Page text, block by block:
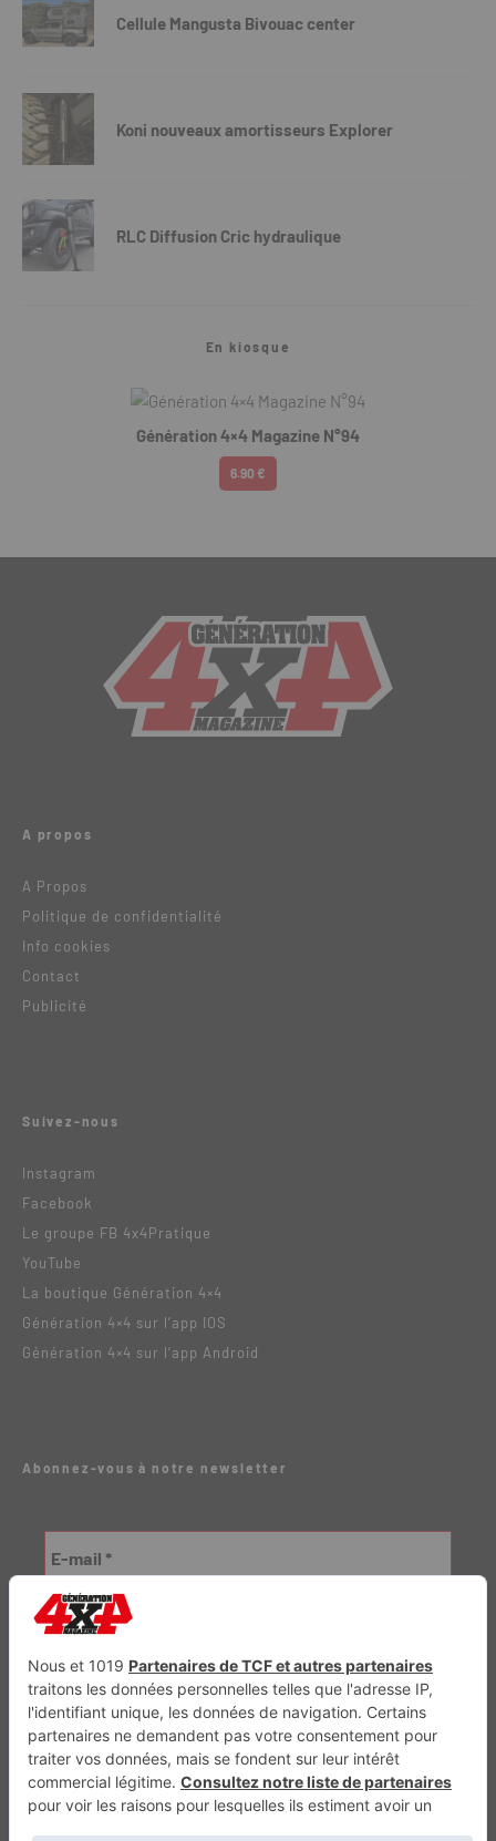
Cellule Mangusta Bivouac center
Koni nouveaux amortisseurs Explorer
RLC Diffusion Cric hydraulique
En kiosque
Génération 4×4 Magazine N°94
6.90 €
A propos
A Propos
Politique de confidentialité
Info cookies
Contact
Publicité
Suivez-nous
Instagram
Facebook
Le groupe FB 4x4Pratique
YouTube
La boutique Génération 4×4
Génération 4×4 sur l’app IOS
Génération 4×4 sur l’app Android
Abonnez-vous à notre newsletter
Génération Electrique Génération Sans Permis VTTAE.fr FullAttack